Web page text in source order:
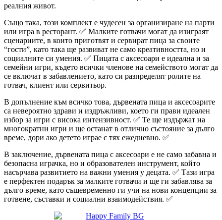
реалния живот.
Също така, този комплект е чудесен за организиране на парти
или игра в ресторант. ✅ Малките готвачи могат да изиграят
сценариите, в които приготвят и сервират пица за своите
“гости”, като така ще развиват не само креативността, но и
социалните си умения. ✅ Пицата с аксесоари е идеална и за
семейни игри, където всички членове на семейството могат да
се включат в забавлението, като си разпределят ролите на
готвач, клиент или сервитьор.
В допълнение към всичко това, дървената пица и аксесоарите
са невероятно здрави и издръжливи, което ги прави идеален
избор за игри с висока интензивност. ✅ Те ще издържат на
многократни игри и ще останат в отлично състояние за дълго
време, дори ако детето играе с тях ежедневно. ✅
В заключение, дървената пица с аксесоари е не само забавна и
безопасна играчка, но и образователен инструмент, който
насърчава развитието на важни умения у децата. ✅ Тази игра
е перфектен подарък за малките готвачи и ще ги забавлява за
дълго време, като същевременно ги учи на нови концепции за
готвене, съставки и социални взаимодействия. ✅